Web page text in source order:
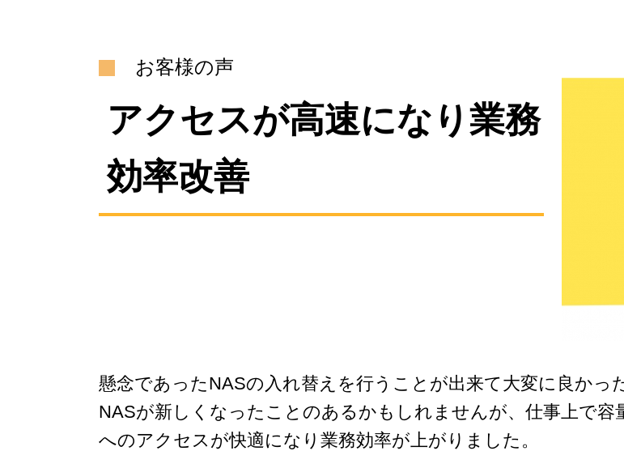
お客様の声
アクセスが高速になり業務
効率改善
懸念であったNASの入れ替えを行うことが出来て大変に良かっ
NASが新しくなったことのあるかもしれませんが、仕事上で
へのアクセスが快適になり業務効率が上がりました。